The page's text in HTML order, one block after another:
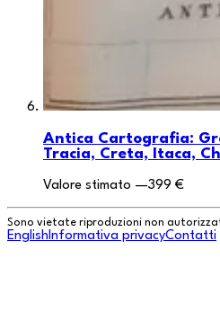
Antica Cartografia:
Tracia, Creta, Itaca,
Valore stimato —399 €
Sono vietate riproduzioni non
English Informativa privacyContatti